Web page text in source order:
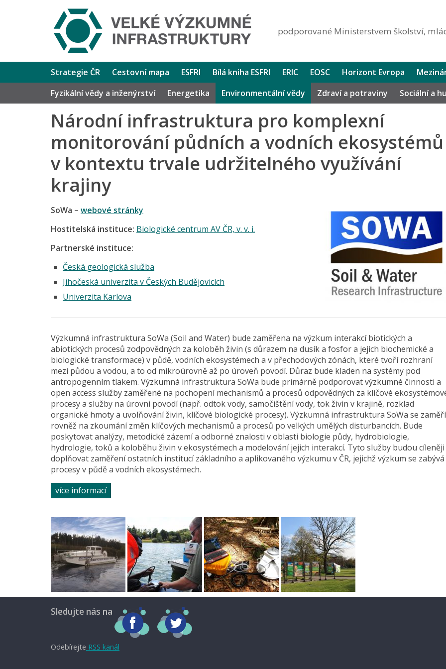
podporované Ministerstvem školství,
Strategie ČR Cestovní mapa ESFRI Bílá kniha ESFRI ERIC EOSC Horizont Evropa
Fyzikální vědy a inženýrství
Energetika Environmentální vědy Zdraví a potraviny Sociální a
Národní infrastruktura pro komplexní
monitorování půdních a vodních ekosystémů
v kontextu trvale udržitelného využívání
krajiny
SoWa – webové stránky
Hostitelská instituce: Biologické centrum AV ČR, v. v. i.
Partnerské instituce:
Česká geologická služba
Jihočeská univerzita v Českých Budějovicích
Univerzita Karlova
Výzkumná infrastruktura SoWa (Soil and Water) bude zaměřena na výzkum interakcí biotických a
abiotických procesů zodpovědných za koloběh živin (s důrazem na dusík a fosfor a jejich biochemické a
biologické transformace) v půdě, vodních ekosystémech a v přechodových zónách, které tvoří rozhraní
mezi půdou a vodou, a to od mikroúrovně až po úroveň povodí. Důraz bude kladen na systémy pod
antropogenním tlakem. Výzkumná infrastruktura SoWa bude primárně podporovat výzkumné činnosti a
open access služby zaměřené na pochopení mechanismů a procesů odpovědných za klíčové
procesy a služby na úrovni povodí (např. odtok vody, samočištění vody, tok živin v krajině, rozklad
organické hmoty a uvolňování živin, klíčové biologické procesy). Výzkumná infrastruktura SoWa se zaměří
rovněž na zkoumání změn klíčových mechanismů a procesů po velkých umělých disturbancích. Bude
poskytovat analýzy, metodické zázemí a odborné znalosti v oblasti biologie půdy, hydrobiologie,
hydrologie, toků a koloběhu živin v ekosystémech a modelování jejich interakcí. Tyto služby budou cíleněji
doplňovat zaměření ostatních institucí základního a aplikovaného výzkumu v ČR, jejichž výzkum se zabývá
procesy v půdě a vodních ekosystémech.
více informací
Sledujte nás na
Odebírejte RSS kanál